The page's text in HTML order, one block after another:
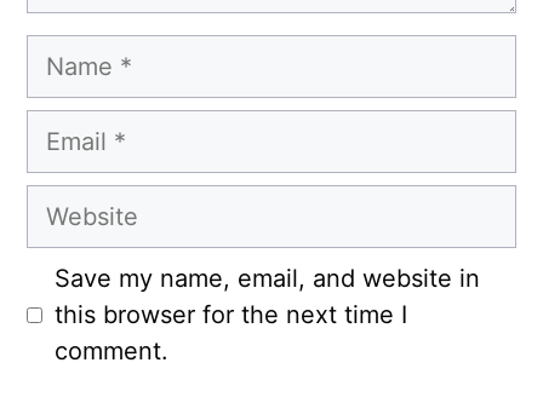
Name
Email
Website
Save my name, email, and website in
this browser for the next time I
comment.